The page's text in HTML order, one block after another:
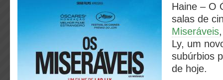
Haine – O
salas de
Miseráveis
Ly, um
subúrbios
de hoje.